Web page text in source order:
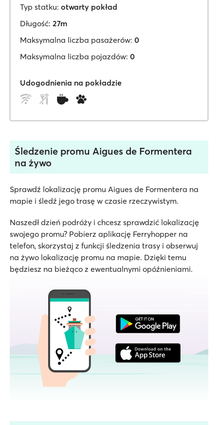
Typ statku: otwarty pokład
Długość: 27m
Maksymalna liczba pasażerów: 0
Maksymalna liczba pojazdów: 0
Udogodnienia na pokładzie
Śledzenie promu Aigues de Formentera
na żywo
Sprawdź lokalizację promu Aigues de Formentera na
mapie i śledź jego trasę w czasie rzeczywistym.
Naszedł dzień podróży i chcesz sprawdzić lokalizację
swojego promu? Pobierz aplikację Ferryhopper na
telefon, skorzystaj z funkcji śledzenia trasy i obserwuj
na żywo lokalizację promu na mapie. Dzięki temu
będziesz na bieżąco z ewentualnymi opóźnieniami.